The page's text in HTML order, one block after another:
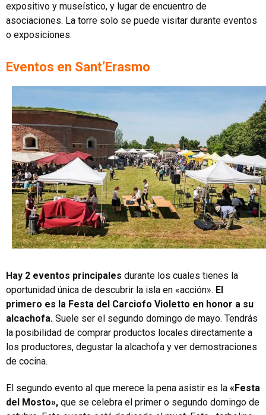
expositivo y museístico, y lugar de encuentro de
asociaciones. La torre solo se puede visitar durante eventos
o exposiciones.
Eventos en Sant’Erasmo
Hay 2 eventos principales durante los cuales tienes la
oportunidad única de descubrir la isla en «acción». El
primero es la Festa del Carciofo Violetto en honor a su
alcachofa. Suele ser el segundo domingo de mayo. Tendrás
la posibilidad de comprar productos locales directamente a
los productores, degustar la alcachofa y ver demostraciones
de cocina.
El segundo evento al que merece la pena asistir es la «Festa
del Mosto», que se celebra el primer o segundo domingo de